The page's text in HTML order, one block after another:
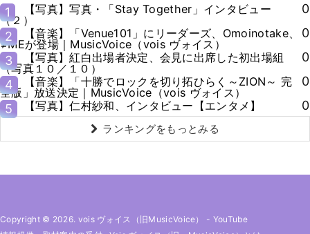
1
【写真】写真・「Stay Together」インタビュー
（２）
0
2
【音楽】「Venue101」にリーダーズ、Omoinotake、
≠MEが登場｜MusicVoice（vois ヴォイス）
0
3
【写真】紅白出場者決定、会見に出席した初出場組
（写真１０／１０）
0
4
【音楽】「十勝でロックを切り拓ひらく～ZION～ 完
全版」放送決定｜MusicVoice（vois ヴォイス）
0
5
【写真】仁村紗和、インタビュー【エンタメ】 0
ランキングをもっとみる
Copyright © 2026. vois ヴォイス（旧MusicVoice） - YouTube